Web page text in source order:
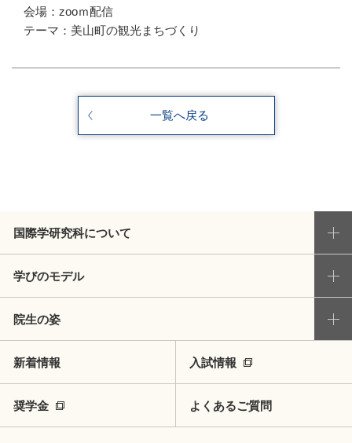
会場：zooｍ配信
テーマ：美山町の観光まちづくり
一覧へ戻る
国際学研究科について
学びのモデル
院生の姿
新着情報 入試情報
奨学金 よくあるご質問